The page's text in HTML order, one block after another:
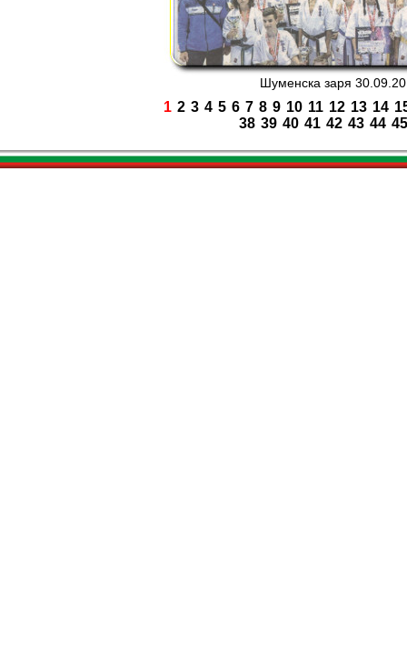
Шуменска заря
1 2 3 4 5 6 7 8 9 10 11 12 13 14
38 39 40 41 42 43 44 45